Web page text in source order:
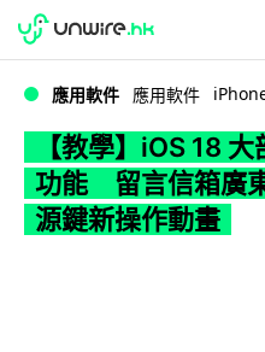
WWDC 2026
應用軟件 應用軟件
【教學】iOS 18
功能 留言信箱廣
源鍵新操作動畫